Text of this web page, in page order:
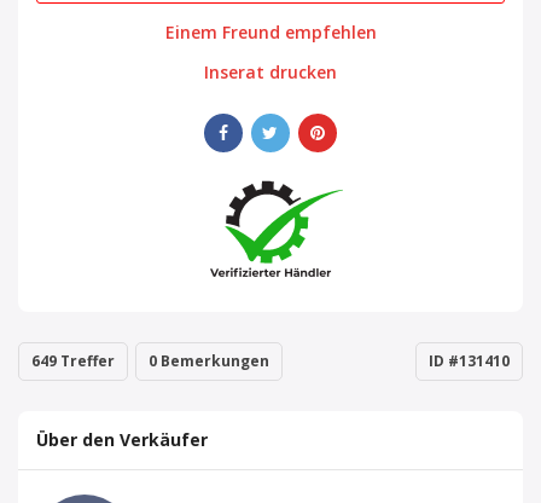
Einem Freund empfehlen
Inserat drucken
649 Treffer 0 Bemerkungen ID #131410
Über den Verkäufer